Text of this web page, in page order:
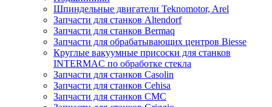
Шпиндельные двигатели Teknomotor, Arel
Запчасти для станков Altendorf
Запчасти для станков Bermaq
Запчасти для обрабатывающих центров Biesse
Круглые вакуумные присоски для станков
INTERMAC по обработке стекла
Запчасти для станков Casolin
Запчасти для станков Cehisa
Запчасти для станков CMC